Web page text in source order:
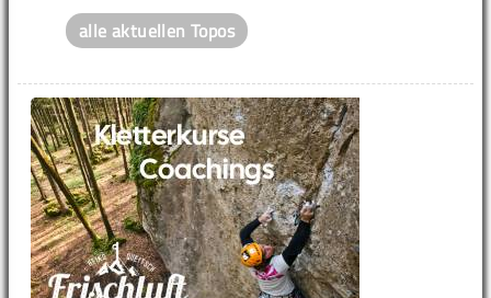
alle aktuellen Topos